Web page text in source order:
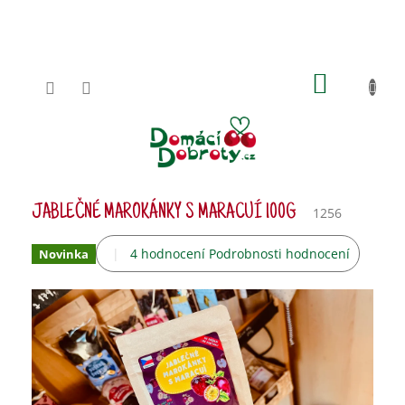
JABLEČNÉ MAROKÁNKY S MARACUÍ 100G 1256
Novinka
Průměrné
hodnocení
produktu
je
5,0
z
5
hvězdiček.
4 hodnocení Podrobnosti hodnocení